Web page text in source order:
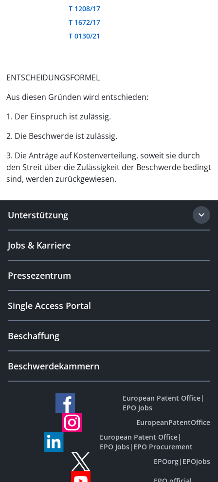
T 1208/17
T 1672/17
T 0130/21
ENTSCHEIDUNGSFORMEL
Aus diesen Gründen wird entschieden:
1. Der Einspruch ist zulässig.
2. Die Beschwerde ist zulässig.
3. Die Anträge auf Kostenverteilung, soweit sie durch
den Streit über die Zulässigkeit der Beschwerde bedingt
sind, werden zurückgewiesen.
Unterstützung
Jobs & Karriere
Pressezentrum
Single Access Portal
Beschaffung
Beschwerdekammern
European Patent Office|
EPO Jobs
EuropeanPatentOffice
European Patent Office|
EPO Jobs| EPO Procurement
EPOorg| EPOjobs